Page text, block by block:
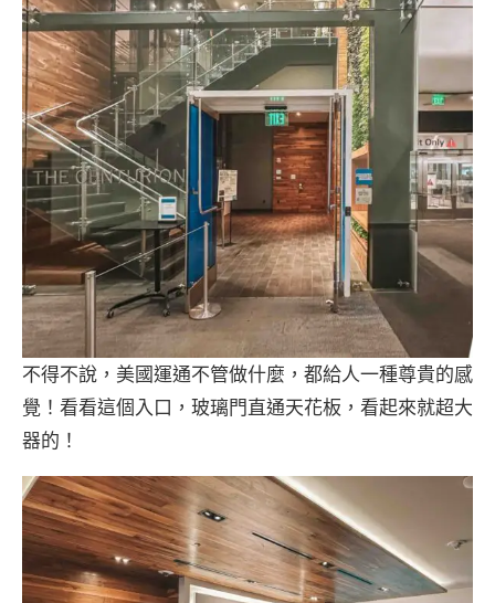
不得不說，美國運通不管做什麼，都給人一種尊貴的感
覺！看看這個入口，玻璃門直通天花板，看起來就超大
器的！